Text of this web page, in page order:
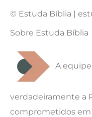
© Estuda Bíblia |
Sobre Estuda Bíblia
A
verdadeiramente a
comprometidos em